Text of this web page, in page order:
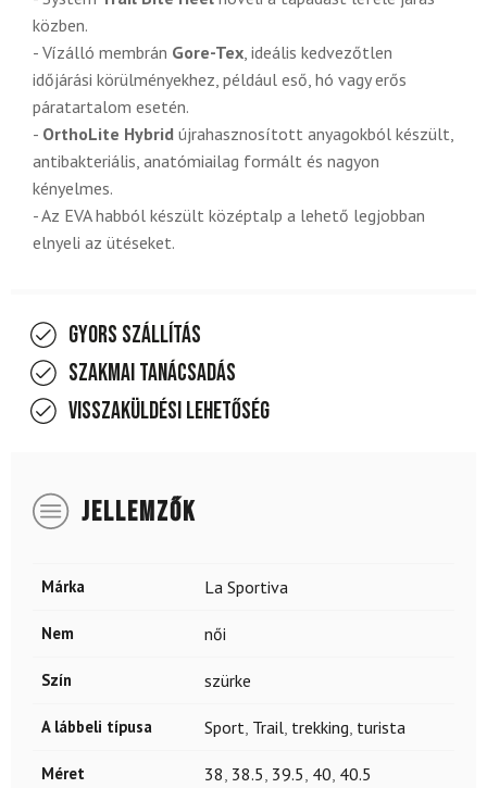
közben.
- Vízálló membrán Gore-Tex , ideális kedvezőtlen
időjárási körülményekhez, például eső, hó vagy erős
páratartalom esetén.
- OrthoLite Hybrid újrahasznosított anyagokból készült,
antibakteriális, anatómiailag formált és nagyon
kényelmes.
- Az EVA habból készült középtalp a lehető legjobban
elnyeli az ütéseket.
Gyors szállítás
Szakmai tanácsadás
Visszaküldési lehetőség
JELLEMZŐK
Márka La Sportiva
Nem női
Szín szürke
A lábbeli típusa Sport Trail trekking turista
Méret 38 38.5 39.5 40 40.5